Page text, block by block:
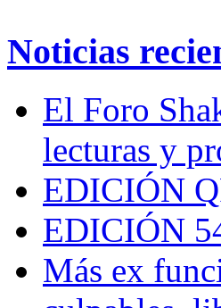
Noticias
El Foro
lecturas y
EDICIÓN
EDICIÓN
Más ex